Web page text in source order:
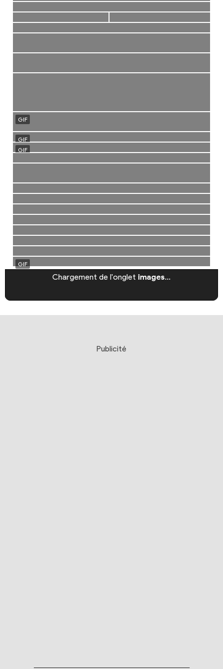
Chargement de l'onglet images…
Publicité